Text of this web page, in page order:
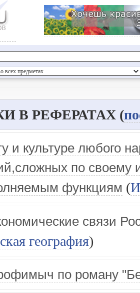
В РЕФЕРАТАХ (
и культуре любого
по своему
функциям (
связи
география)
по роману